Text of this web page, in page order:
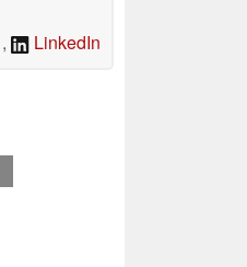
, LinkedIn